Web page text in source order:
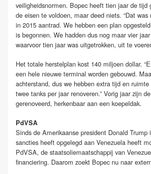
veiligheidsnormen. Bopec heeft tien jaar de tijd
de eisen te voldoen, maar deed niets. “Dat
in 2015 aantrad. We hebben een plan
is begonnen. We hadden dus nog maar vier
waarvoor tien jaar was uitgetrokken, uit te
Het totale herstelplan kost 140 miljoen dollar.
een hele nieuwe terminal worden gebouwd.
achterstand, dus we hebben extra tijd en
twee tanks per jaar renoveren.” Vorig jaar zijn
gerenoveerd, herkenbaar aan een koepeldak.
PdVSA
Sinds de Amerikaanse president Donald Trump
sancties heeft opgelegd aan Venezuela heeft
PdVSA, de staatsoliemaatschappij van
financiering. Daarom zoekt Bopec nu naar